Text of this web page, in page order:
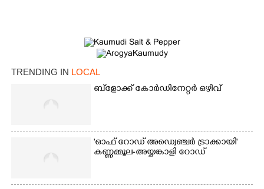
TRENDING IN LOCAL
ബ്‌ളോക്ക് കോർഡിനേറ്റർ ഒഴിവ്
'ഓഫ് റോഡ് അഡ്വെഞ്ചർ ട്രാക്കായി'
കണ്ണമ്മൂല-അയ്യങ്കാളി റോഡ്
Copy Link